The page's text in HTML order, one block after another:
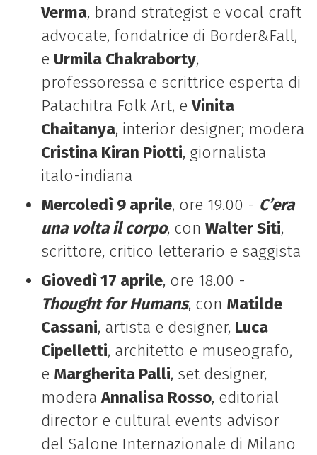
Verma, brand strategist e vocal craft
advocate, fondatrice di Border&Fall,
e Urmila Chakraborty,
professoressa e scrittrice esperta di
Patachitra Folk Art, eVinita
Chaitanya, interior designer; modera
Cristina Kiran Piotti, giornalista
italo-indiana
Mercoledì 9 aprile, ore 19.00 - C’era
una volta il corpo, con Walter Siti,
scrittore, critico letterario e saggista
Giovedì 17 aprile, ore 18.00 -
Thought for Humans, con Matilde
Cassani, artista e designer, Luca
Cipelletti, architetto e museografo,
e Margherita Palli, set designer,
moderaAnnalisa Rosso, editorial
director e cultural events advisor
del Salone Internazionale di Milano